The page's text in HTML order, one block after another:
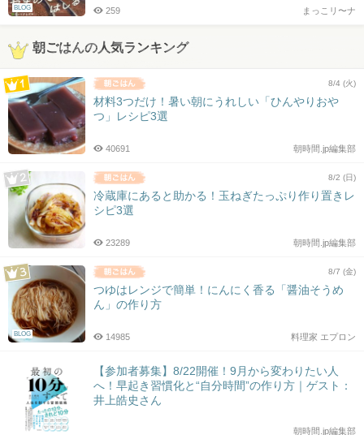
BLOG まっこリ〜ナ
259
朝ごはんの人気ランキング
8/4 (火)
材料3つだけ！暑い朝にうれしい「ひんやりおや
つ」レシピ3選
朝時間.jp編集部
40691
8/2 (日)
冷蔵庫にあると助かる！玉ねぎたっぷり作り置きレ
シピ3選
朝時間.jp編集部
23289
BLOG
8/7 (金)
つゆはレンジで簡単！にんにく香る「醤油そうめ
ん」の作り方
料理家 エプロン
14985
【参加者募集】8/22開催！9月から変わりたい人
へ！早起き習慣化と“自分時間”の作り方｜ゲスト：
井上皓史さん
朝時間.jp編集部